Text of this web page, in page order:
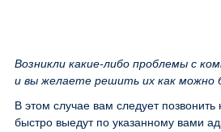
Возникли какие-либо проблемы с
и вы желаете решить их как можно
В этом случае вам следует
быстро выедут по указанному вами